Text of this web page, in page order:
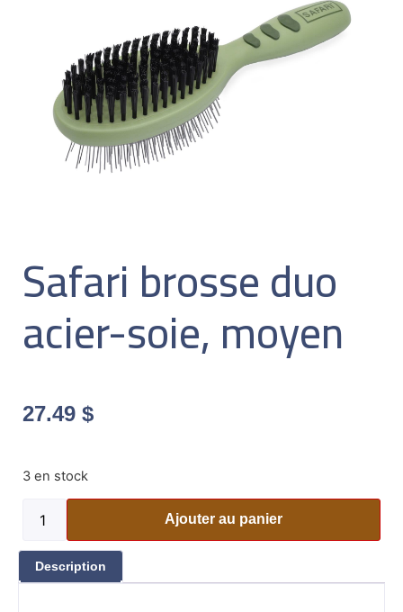
Safari brosse duo
acier-soie, moyen
27.49 $
3 en stock
Ajouter au panier
Description